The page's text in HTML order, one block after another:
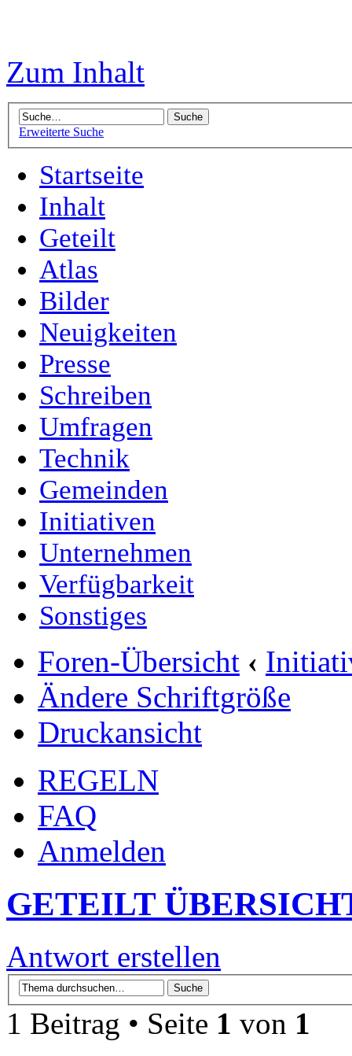
Zum Inhalt
Erweiterte Suche
Startseite
Inhalt
Geteilt
Atlas
Bilder
Neuigkeiten
Presse
Schreiben
Umfragen
Technik
Gemeinden
Initiativen
Unternehmen
Verfügbarkeit
Sonstiges
Foren-Übersicht ‹
Ändere Schriftgröße
Druckansicht
REGELN
FAQ
Anmelden
GETEILT
Antwort erstellen
1 Beitrag • Seite 1 von 1